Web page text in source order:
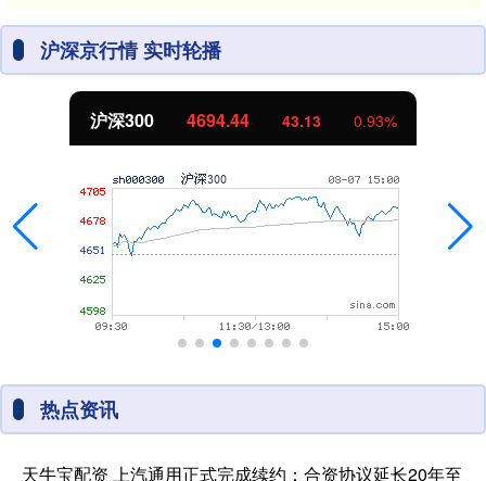
沪深京行情 实时轮播
沪深300 4694.44 43.13 0.93%
热点资讯
天牛宝配资 上汽通用正式完成续约：合资协议延长20年至